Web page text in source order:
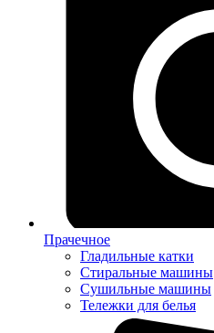
Прачечное
Гладильные катки
Стиральные машины
Сушильные машины
Тележки для белья